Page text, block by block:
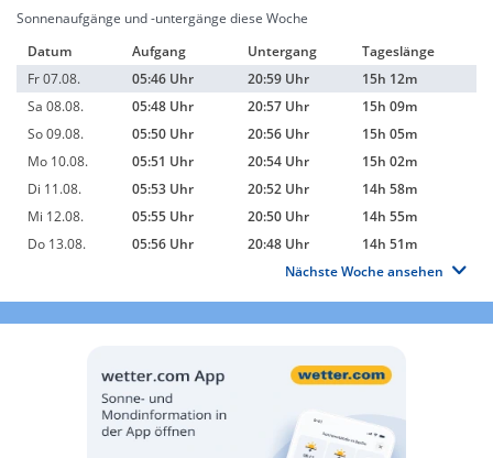
Sonnenaufgänge und -untergänge diese Woche
Datum
Aufgang Untergang
Tageslänge
Fr 07.08.
05:46 Uhr 20:59 Uhr
15h 12m
Sa 08.08.
05:48 Uhr 20:57 Uhr
15h 09m
So 09.08.
05:50 Uhr 20:56 Uhr
15h 05m
Mo 10.08.
05:51 Uhr 20:54 Uhr
15h 02m
Di 11.08.
05:53 Uhr 20:52 Uhr
14h 58m
Mi 12.08.
05:55 Uhr 20:50 Uhr
14h 55m
Do 13.08.
05:56 Uhr 20:48 Uhr
14h 51m
Nächste Woche ansehen